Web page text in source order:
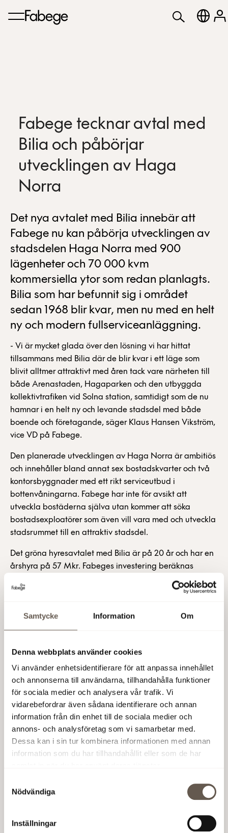
Samtycke Information Om
Denna webbplats använder cookies
Vi använder enhetsidentifierare för att anpassa innehållet
och annonserna till användarna, tillhandahålla funktioner
för sociala medier och analysera vår trafik. Vi
vidarebefordrar även sådana identifierare och annan
information från din enhet till de sociala medier och
annons- och analysföretag som vi samarbetar med.
Dessa kan i sin tur kombinera informationen med annan
information som du har tillhandahållit eller som de har
Nödvändiga
Inställningar
Fabege tecknar avtal med
Bilia och påbörjar
utvecklingen av Haga
Norra
Det nya avtalet med Bilia innebär att
Fabege nu kan påbörja utvecklingen av
stadsdelen Haga Norra med 900
lägenheter och 70 000 kvm
kommersiella ytor som redan planlagts.
Bilia som har befunnit sig i området
sedan 1968 blir kvar, men nu med en helt
ny och modern fullserviceanläggning.
- Vi är mycket glada över den lösning vi har hittat
tillsammans med Bilia där de blir kvar i ett läge som
blivit alltmer attraktivt med åren tack vare närheten till
både Arenastaden, Hagaparken och den utbyggda
kollektivtrafiken vid Solna station, samtidigt som de nu
hamnar i en helt ny och levande stadsdel med både
boende och företagande, säger Klaus Hansen Vikström,
vice VD på Fabege.
Den planerade utvecklingen av Haga Norra är ambitiös
och innehåller bland annat sex bostadskvarter och två
kontorsbyggnader med ett rikt serviceutbud i
bottenvåningarna. Fabege har inte för avsikt att
utveckla bostäderna själva utan kommer att söka
bostadsexploatörer som även vill vara med och utveckla
stadsrummet till en attraktiv stadsdel.
Det gröna hyresavtalet med Bilia är på 20 år och har en
årshyra på 57 Mkr. Fabeges investering beräknas
uppgår till cirka 1,1 Mdkr inklusive ett evakuerings- och
investeringsbidrag till Bilia. Det nya kontoret och
Bilia lämnar sitt kontor hos Fabege på Dalvägen i
Arenastaden. Den totala nettouthyrningseffekten för
Då byggrätterna nu frigörs för försäljning och
exploatering kommer Fabege att värdera upp
byggrätterna på fastigheten. Den sammantagna
effekten uppgår i dagsläget till ca 700 Mkr och kommer
att redovisas som en orealiserad värdeförändring i
tredje kvartalet.
Denna information är sådan information som Fabege AB
värdepappersmarknaden. Informationen lämnades,